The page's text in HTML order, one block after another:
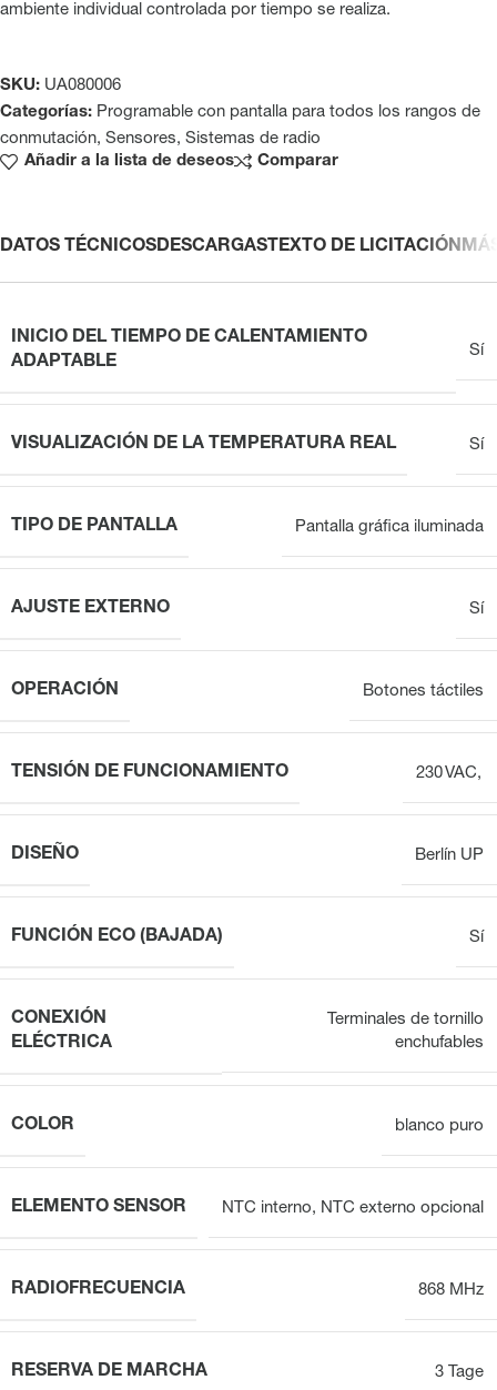
ambiente individual controlada por tiempo se realiza.
SKU: UA080006
Categorías: Programable con pantalla para todos los rangos de
conmutación, Sensores, Sistemas de radio
Añadir a la lista de deseos
Comparar
DATOS TÉCNICOSDESCARGASTEXTO DE LICITACIÓN
INICIO DEL TIEMPO DE CALENTAMIENTO
ADAPTABLE
Sí
VISUALIZACIÓN DE LA TEMPERATURA REAL Sí
TIPO DE PANTALLA Pantalla gráfica iluminada
AJUSTE EXTERNO Sí
OPERACIÓN Botones táctiles
TENSIÓN DE FUNCIONAMIENTO 230 VAC,
DISEÑO Berlín UP
FUNCIÓN ECO (BAJADA) Sí
CONEXIÓN
ELÉCTRICA
Terminales de tornillo
enchufables
COLOR blanco puro
ELEMENTO SENSOR NTC interno, NTC externo opcional
RADIOFRECUENCIA 868 MHz
RESERVA DE MARCHA 3 Tage